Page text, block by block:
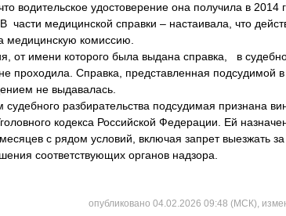
водительское удостоверение она получила в 2014
медицинской справки – настаивала, что
медицинскую комиссию.
от имени которого была выдана справка, в
проходила. Справка, представленная подсудимой в
не выдавалась.
разбирательства подсудимая признана
кодекса Российской Федерации. Ей
с рядом условий, включая запрет выезжать
соответствующих органов надзора.
опубликовано 04.02.2026 09:48 (МСК),